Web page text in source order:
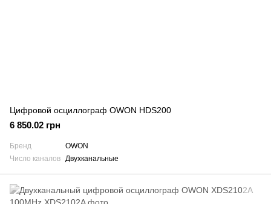
Цифровой осциллограф OWON HDS200
6 850.02 грн
Бренд
OWON
Число каналов Двухканальные